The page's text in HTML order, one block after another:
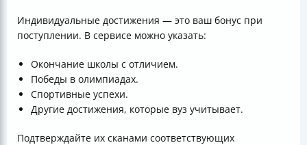
Индивидуальные достижения — это ваш бонус при
поступлении. В сервисе можно указать:
Окончание школы с отличием.
Победы в олимпиадах.
Спортивные успехи.
Другие достижения, которые вуз учитывает.
Подтверждайте их сканами соответствующих